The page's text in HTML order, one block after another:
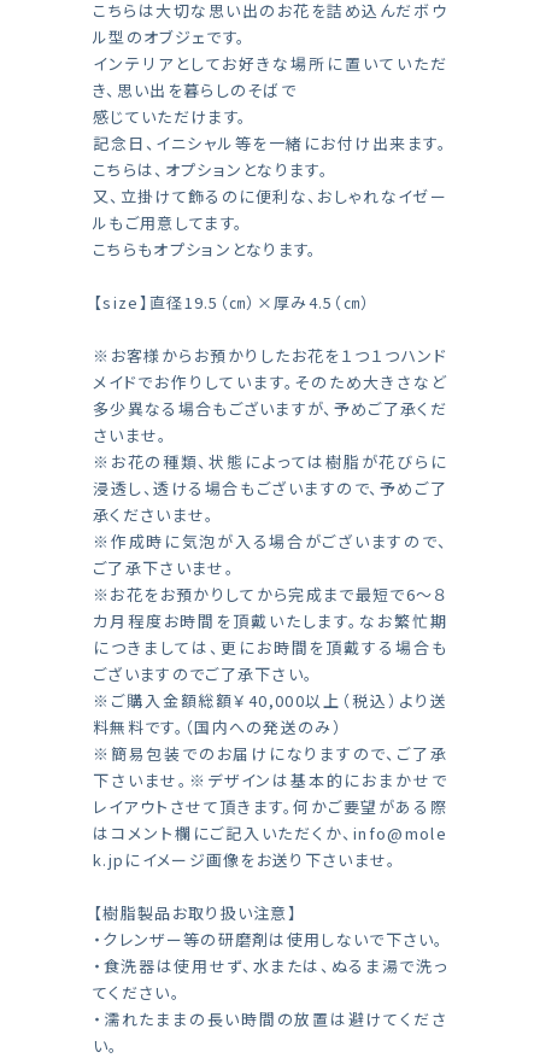
こちらは大切な思い出のお花を詰め込んだボウ
ル型のオブジェです。
インテリアとしてお好きな場所に置いていただ
き、思い出を暮らしのそばで
感じていただけます。
記念日、イニシャル等を一緒にお付け出来ます。
こちらは、オプションとなります。
又、立掛けて飾るのに便利な、おしゃれなイゼー
ルもご用意してます。
こちらもオプションとなります。
【size】直径19.5（㎝）×厚み4.5（㎝）
※お客様からお預かりしたお花を１つ１つハンド
メイドでお作りしています。そのため大きさなど
多少異なる場合もございますが、予めご了承くだ
さいませ。
※お花の種類、状態によっては樹脂が花びらに
浸透し、透ける場合もございますので、予めご了
承くださいませ。
※作成時に気泡が入る場合がございますので、
ご了承下さいませ。
※お花をお預かりしてから完成まで最短で6～８
カ月程度お時間を頂戴いたします。なお繁忙期
につきましては、更にお時間を頂戴する場合も
ございますのでご了承下さい。
※ご購入金額総額￥40,000以上（税込）より送
料無料です。（国内への発送のみ）
※簡易包装でのお届けになりますので、ご了承
下さいませ。※デザインは基本的におまかせで
レイアウトさせて頂きます。何かご要望がある際
はコメント欄にご記入いただくか、info@mole
k.jp にイメージ画像をお送り下さいませ。
【樹脂製品お取り扱い注意】
・クレンザー等の研磨剤は使用しないで下さい。
・食洗器は使用せず、水または、ぬるま湯で洗っ
てください。
・濡れたままの長い時間の放置は避けてくださ
い。